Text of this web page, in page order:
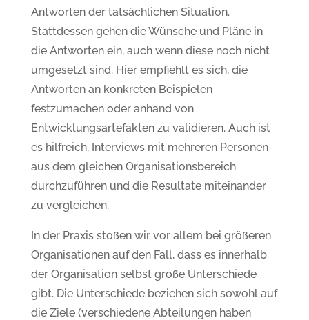
Antworten der tatsächlichen Situation.
Stattdessen gehen die Wünsche und Pläne in
die Antworten ein, auch wenn diese noch nicht
umgesetzt sind. Hier empfiehlt es sich, die
Antworten an konkreten Beispielen
festzumachen oder anhand von
Entwicklungsartefakten zu validieren. Auch ist
es hilfreich, Interviews mit mehreren Personen
aus dem gleichen Organisationsbereich
durchzuführen und die Resultate miteinander
zu vergleichen.
In der Praxis stoßen wir vor allem bei größeren
Organisationen auf den Fall, dass es innerhalb
der Organisation selbst große Unterschiede
gibt. Die Unterschiede beziehen sich sowohl auf
die Ziele (verschiedene Abteilungen haben